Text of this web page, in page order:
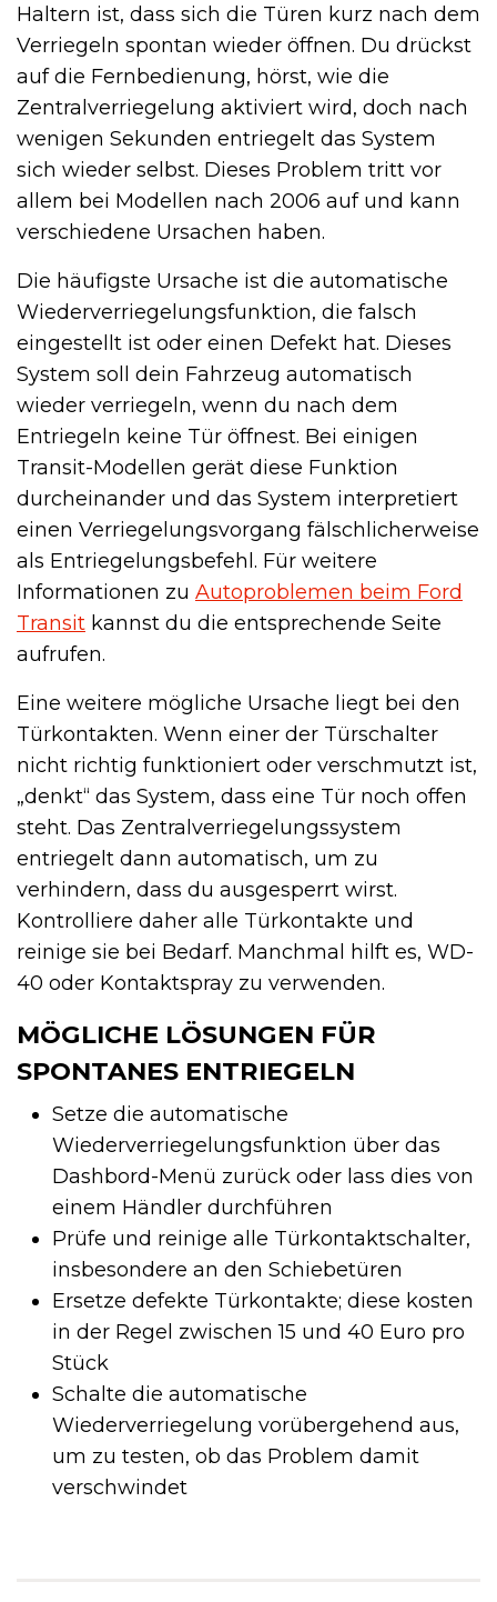
Haltern ist, dass sich die Türen kurz nach dem
Verriegeln spontan wieder öffnen. Du drückst
auf die Fernbedienung, hörst, wie die
Zentralverriegelung aktiviert wird, doch nach
wenigen Sekunden entriegelt das System
sich wieder selbst. Dieses Problem tritt vor
allem bei Modellen nach 2006 auf und kann
verschiedene Ursachen haben.
Die häufigste Ursache ist die automatische
Wiederverriegelungsfunktion, die falsch
eingestellt ist oder einen Defekt hat. Dieses
System soll dein Fahrzeug automatisch
wieder verriegeln, wenn du nach dem
Entriegeln keine Tür öffnest. Bei einigen
Transit-Modellen gerät diese Funktion
durcheinander und das System interpretiert
einen Verriegelungsvorgang fälschlicherweise
als Entriegelungsbefehl. Für weitere
Informationen zu Autoproblemen beim Ford
Transit kannst du die entsprechende Seite
aufrufen.
Eine weitere mögliche Ursache liegt bei den
Türkontakten. Wenn einer der Türschalter
nicht richtig funktioniert oder verschmutzt ist,
„denkt“ das System, dass eine Tür noch offen
steht. Das Zentralverriegelungssystem
entriegelt dann automatisch, um zu
verhindern, dass du ausgesperrt wirst.
Kontrolliere daher alle Türkontakte und
reinige sie bei Bedarf. Manchmal hilft es, WD-
40 oder Kontaktspray zu verwenden.
MÖGLICHE LÖSUNGEN FÜR
SPONTANES ENTRIEGELN
Setze die automatische
Wiederverriegelungsfunktion über das
Dashbord-Menü zurück oder lass dies von
einem Händler durchführen
Prüfe und reinige alle Türkontaktschalter,
insbesondere an den Schiebetüren
Ersetze defekte Türkontakte; diese kosten
in der Regel zwischen 15 und 40 Euro pro
Stück
Schalte die automatische
Wiederverriegelung vorübergehend aus,
um zu testen, ob das Problem damit
verschwindet